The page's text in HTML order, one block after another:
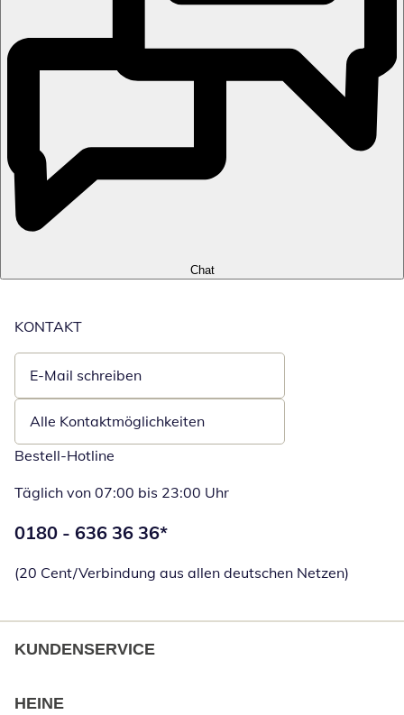
Chat
KONTAKT
E-Mail schreiben
Öffnet E-Mail-Client
Alle Kontaktmöglichkeiten
Bestell-Hotline
Täglich von 07:00 bis 23:00 Uhr
Telefonnummer:
0180 - 636 36 36*
(20 Cent/Verbindung aus allen deutschen Netzen)
KUNDENSERVICE
HEINE